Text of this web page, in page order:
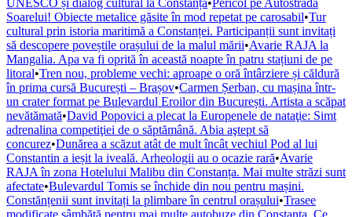
UNESCO și dialog cultural la Constanța•Pericol pe Autostrada
Soarelui! Obiecte metalice găsite în mod repetat pe carosabil•Tur
cultural prin istoria maritimă a Constanței. Participanții sunt invitați
să descopere poveștile orașului de la malul mării•Avarie RAJA la
Mangalia. Apa va fi oprită în această noapte în patru stațiuni de pe
litoral•Tren nou, probleme vechi: aproape o oră întârziere și căldură
în prima cursă București – Brașov•Carmen Șerban, cu mașina într-
un crater format pe Bulevardul Eroilor din București. Artista a scăpat
nevătămată•David Popovici a plecat la Europenele de nataţie: Simt
adrenalina competiţiei de o săptămână. Abia aştept să
concurez•Dunărea a scăzut atât de mult încât vechiul Pod al lui
Constantin a ieșit la iveală. Arheologii au o ocazie rară•Avarie
RAJA în zona Hotelului Malibu din Constanța. Mai multe străzi sunt
afectate•Bulevardul Tomis se închide din nou pentru mașini.
Constănțenii sunt invitați la plimbare în centrul orașului•Trasee
modificate sâmbătă pentru mai multe autobuze din Constanța. Ce